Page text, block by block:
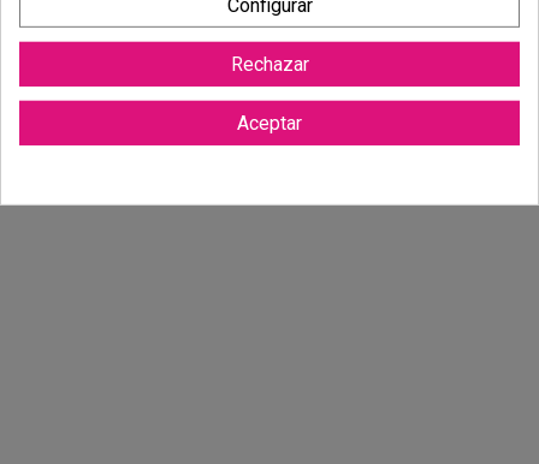
Configurar
Rechazar
Aceptar